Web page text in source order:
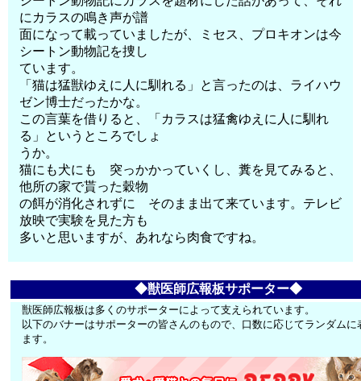
にカラスの鳴き声が譜
面になって載っていましたが、ミセス、プロキオンは今
シートン動物記を捜し
ています。
「猫は猛獣ゆえに人に馴れる」と言ったのは、ライハウ
ゼン博士だったかな。
この言葉を借りると、「カラスは猛禽ゆえに人に馴れ
る」というところでしょ
うか。
猫にも犬にも 突っかかっていくし、糞を見てみると、
他所の家で貰った穀物
の餌が消化されずに そのまま出て来ています。テレビ
放映で実験を見た方も
多いと思いますが、あれなら肉食ですね。
◆獣医師広報板サポーター◆
獣医師広報板は多くのサポーターによって支えられています。
以下のバナーはサポーターの皆さんのもので、口数に応じてランダムに
ます。